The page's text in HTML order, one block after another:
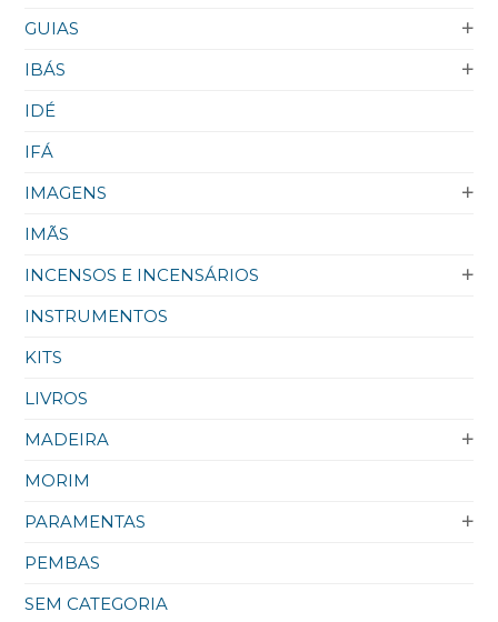
GUIAS
IBÁS
IDÉ
IFÁ
IMAGENS
IMÃS
INCENSOS E INCENSÁRIOS
INSTRUMENTOS
KITS
LIVROS
MADEIRA
MORIM
PARAMENTAS
PEMBAS
SEM CATEGORIA